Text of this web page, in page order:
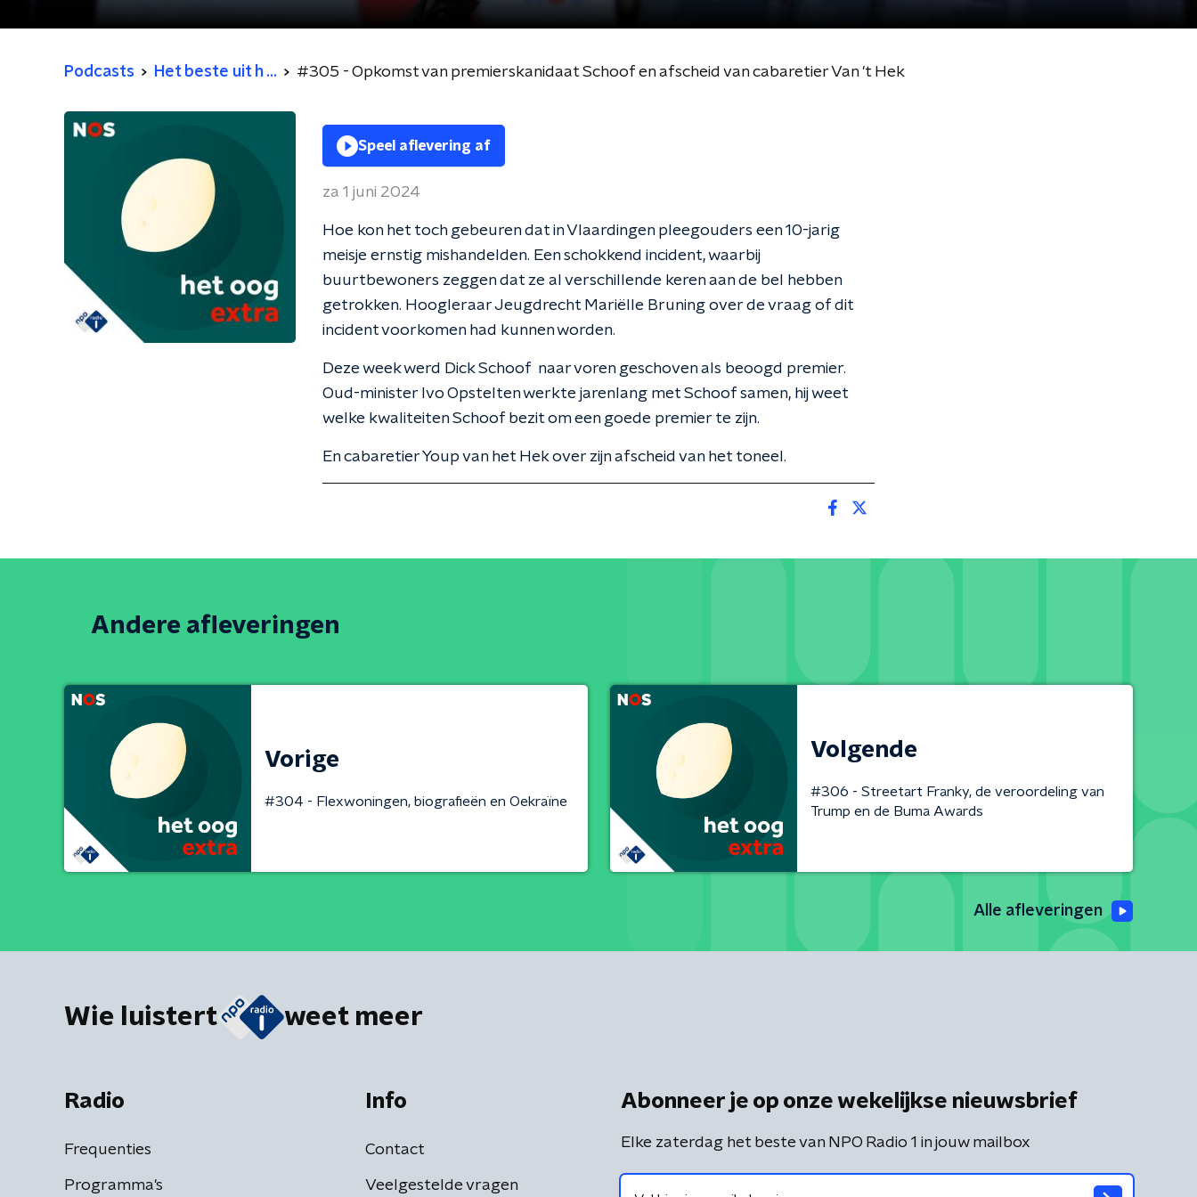
Podcasts Het beste uit h ... #305 - Opkomst van premierskanidaat Schoof en afscheid van cabaretier Van 't Hek
Speel aflevering af
za 1 juni 2024
Hoe kon het toch gebeuren dat in Vlaardingen pleegouders een 10-jarig
meisje ernstig mishandelden. Een schokkend incident, waarbij
buurtbewoners zeggen dat ze al verschillende keren aan de bel hebben
getrokken. Hoogleraar Jeugdrecht Mariëlle Bruning over de vraag of dit
incident voorkomen had kunnen worden.
Deze week werd Dick Schoof naar voren geschoven als beoogd premier.
Oud-minister Ivo Opstelten werkte jarenlang met Schoof samen, hij weet
welke kwaliteiten Schoof bezit om een goede premier te zijn.
En cabaretier Youp van het Hek over zijn afscheid van het toneel.
Andere afleveringen
Vorige
#304 - Flexwoningen, biografieën en Oekraïne
Volgende
#306 - Streetart Franky, de veroordeling van
Trump en de Buma Awards
Alle afleveringen
Wie luistert weet meer
Radio
Frequenties
Programma's
Info
Contact
Veelgestelde vragen
Abonneer je op onze wekelijkse nieuwsbrief
Elke zaterdag het beste van NPO Radio 1 in jouw mailbox